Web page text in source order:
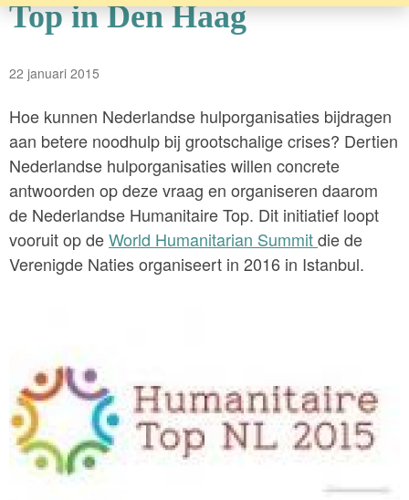
Top in Den Haag
22 januari 2015
Hoe kunnen Nederlandse hulporganisaties bijdragen
aan betere noodhulp bij grootschalige crises? Dertien
Nederlandse hulporganisaties willen concrete
antwoorden op deze vraag en organiseren daarom
de Nederlandse Humanitaire Top. Dit initiatief loopt
vooruit op deWorld Humanitarian Summitdie de
Verenigde Naties organiseert in 2016 in Istanbul.